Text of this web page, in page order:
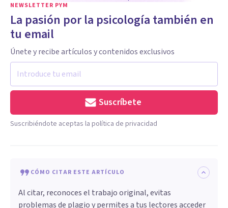
NEWSLETTER PYM
La pasión por la psicología también en
tu email
Únete y recibe artículos y contenidos exclusivos
Suscríbete
Suscribiéndote aceptas la política de privacidad
CÓMO CITAR ESTE ARTÍCULO
Al citar, reconoces el trabajo original, evitas
problemas de plagio y permites a tus lectores acceder